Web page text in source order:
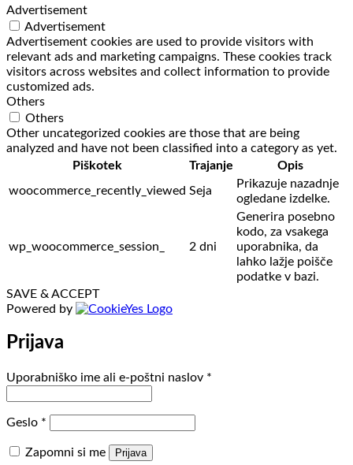
Advertisement
Advertisement
Advertisement cookies are used to provide visitors with
relevant ads and marketing campaigns. These cookies track
visitors across websites and collect information to provide
customized ads.
Others
Others
Other uncategorized cookies are those that are being
analyzed and have not been classified into a category as yet.
Piškotek
Trajanje
Opis
woocommerce_recently_viewed Seja
Prikazuje nazadnje
ogledane izdelke.
wp_woocommerce_session_ 2 dni
Generira posebno
kodo, za vsakega
uporabnika, da
lahko lažje poišče
podatke v bazi.
SAVE & ACCEPT
Powered by
Prijava
Uporabniško ime ali e-poštni naslov *
Geslo *
Zapomni si me Prijava